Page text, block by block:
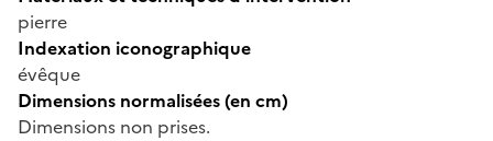
pierre
Indexation iconographique
évêque
Dimensions normalisées (en cm)
Dimensions non prises.